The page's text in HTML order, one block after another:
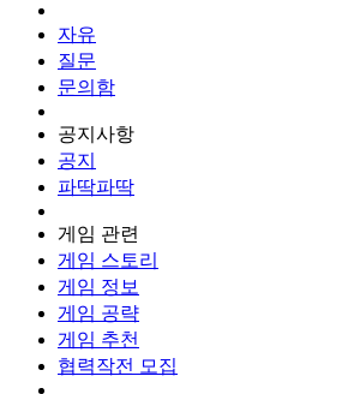
자유
질문
문의함
공지사항
공지
파딱파딱
게임 관련
게임 스토리
게임 정보
게임 공략
게임 추천
협력작전 모집